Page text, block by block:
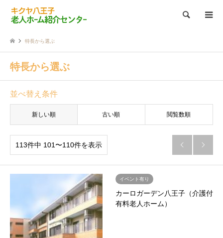
検索
特長から選ぶ
特長から選ぶ
並べ替え条件
新しい順 古い順 閲覧数順
113件中 101〜110件を表示  
イベント有り
カーロガーデン八王子（介護付
有料老人ホーム）